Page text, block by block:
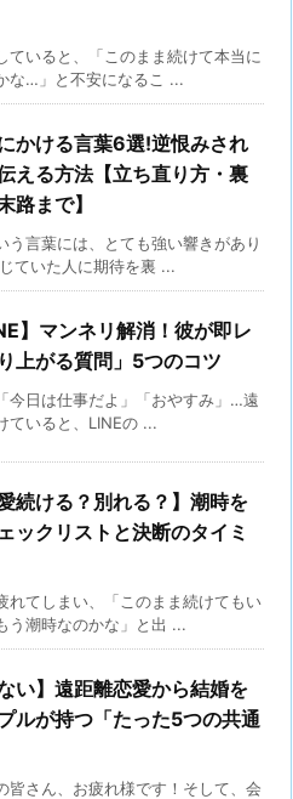
ていると、「このまま続けて本当に
な…」と不安になるこ ...
かける言葉6選!逆恨みされ
える方法【立ち直り方・裏
路まで】
う言葉には、とても強い響きがあり
ていた人に期待を裏 ...
】マンネリ解消！彼が即レ
上がる質問」5つのコツ
今日は仕事だよ」「おやすみ」…遠
ていると、LINEの ...
続ける？別れる？】潮時を
ックリストと決断のタイミ
れてしまい、「このまま続けてもい
う潮時なのかな」と出 ...
い】遠距離恋愛から結婚を
ルが持つ「たった5つの共通
皆さん、お疲れ様です！そして、会